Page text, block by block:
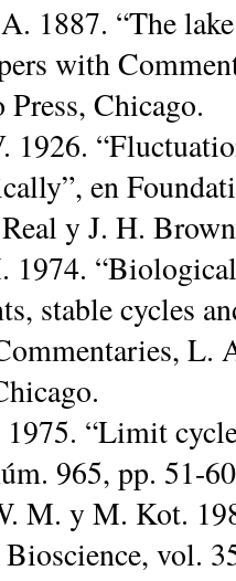
1887. “The
with
Chi­ca­go.
1926.
en
y J. H.
1974.
sta­ble cy­cles
L.
“Li­mit
965, pp. 51-
M. y M. Kot.
Bios­cien­ce, vol.